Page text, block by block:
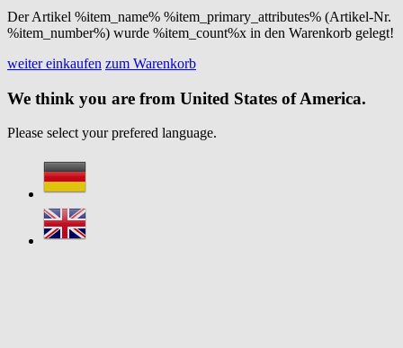
Der Artikel %item_name% %item_primary_attributes% (Artikel-Nr.
%item_number%) wurde %item_count%x in den Warenkorb gelegt!
weiter einkaufen zum Warenkorb
We think you are from United States of America.
Please select your prefered language.